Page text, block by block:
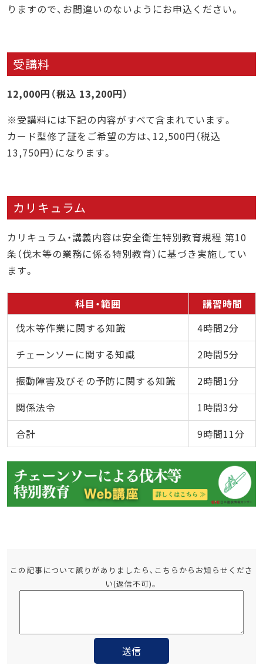
りますので、お間違いのないようにお申込ください。
受講料
12,000円（税込 13,200円）
※受講料には下記の内容がすべて含まれています。
カード型修了証をご希望の方は、12,500円（税込
13,750円）になります。
カリキュラム
カリキュラム・講義内容は安全衛生特別教育規程 第10
条（伐木等の業務に係る特別教育）に基づき実施してい
ます。
科目・範囲
講習時間
伐木等作業に関する知識
4時間2分
チェーンソーに関する知識
2時間5分
振動障害及びその予防に関する知識
2時間1分
関係法令
1時間3分
合計
9時間11分
この記事について誤りがありましたら、こちらからお知らせくださ
い(返信不可)。